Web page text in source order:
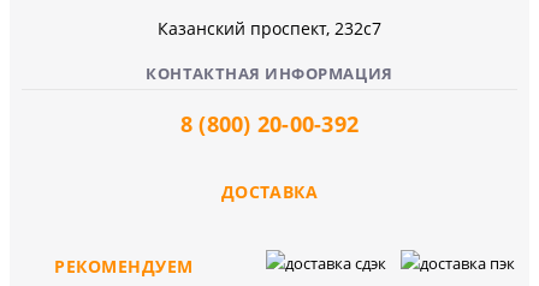
Казанский проспект, 232c7
КОНТАКТНАЯ ИНФОРМАЦИЯ
8 (800) 20-00-392
ДОСТАВКА
РЕКОМЕНДУЕМ